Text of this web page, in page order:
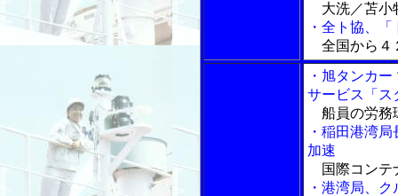
大洗／苫小
・全ト協、
全国から４
・旭タンカ
サービス「ス
船員の労務
・稲田港湾
加速
国際コンテ
・港湾局、